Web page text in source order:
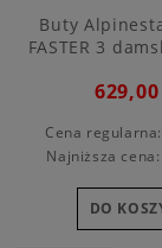
Buty
FASTER 3
629,00
Cena
Najniższa
DO